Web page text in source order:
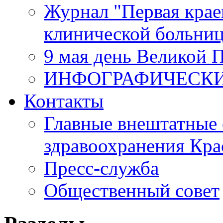
Журнал "Первая
клинической
9 мая день Великой
Контакты
Главные внештатные
здравоохранения
Пресс-служба
Общественный совет